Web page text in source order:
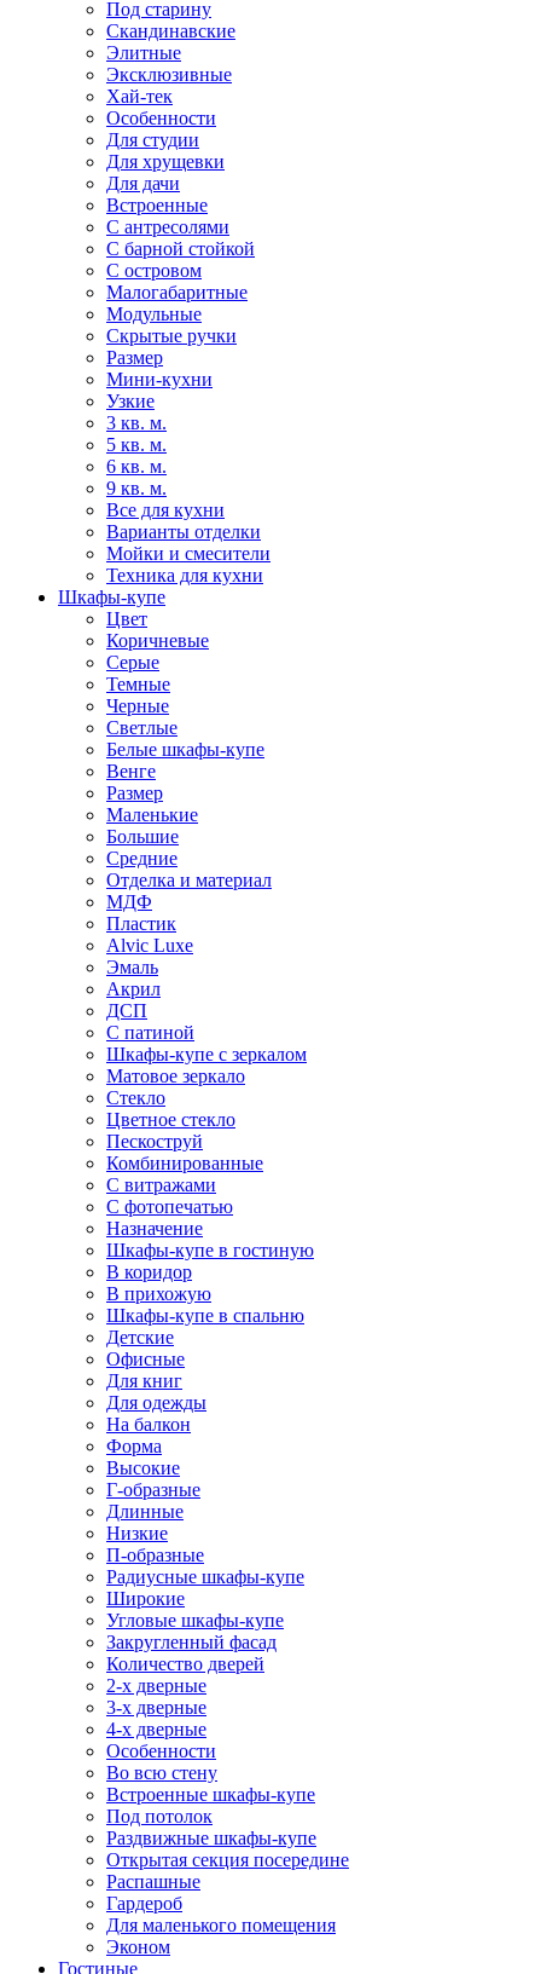
Под старину
Скандинавские
Элитные
Эксклюзивные
Хай-тек
Особенности
Для студии
Для хрущевки
Для дачи
Встроенные
С антресолями
С барной стойкой
С островом
Малогабаритные
Модульные
Скрытые ручки
Размер
Мини-кухни
Узкие
3 кв. м.
5 кв. м.
6 кв. м.
9 кв. м.
Все для кухни
Варианты отделки
Мойки и смесители
Техника для кухни
Шкафы-купе
Цвет
Коричневые
Серые
Темные
Черные
Светлые
Белые шкафы-купе
Венге
Размер
Маленькие
Большие
Средние
Отделка и материал
МДФ
Пластик
Alvic Luxe
Эмаль
Акрил
ДСП
С патиной
Шкафы-купе с зеркалом
Матовое зеркало
Стекло
Цветное стекло
Пескоструй
Комбинированные
С витражами
С фотопечатью
Назначение
Шкафы-купе в гостиную
В коридор
В прихожую
Шкафы-купе в спальню
Детские
Офисные
Для книг
Для одежды
На балкон
Форма
Высокие
Г-образные
Длинные
Низкие
П-образные
Радиусные шкафы-купе
Широкие
Угловые шкафы-купе
Закругленный фасад
Количество дверей
2-х дверные
3-х дверные
4-х дверные
Особенности
Во всю стену
Встроенные шкафы-купе
Под потолок
Раздвижные шкафы-купе
Открытая секция посередине
Распашные
Гардероб
Для маленького помещения
Эконом
Гостиные